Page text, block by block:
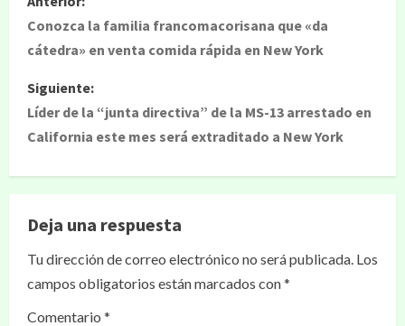
Conozca la familia francomacorisana que «da
cátedra» en venta comida rápida en New York
Siguiente:
Líder de la “junta directiva” de la MS-13 arrestado en
California este mes será extraditado a New York
Deja una respuesta
Tu dirección de correo electrónico no será publicada. Los
campos obligatorios están marcados con*
Comentario *